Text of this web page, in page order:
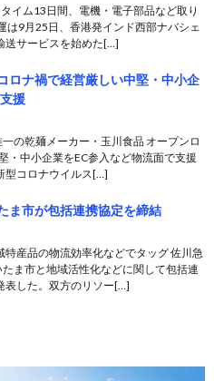
イム13日間、電機・電子部品など取り
は9月25日、香港発インド西部ナバシェ
送サービスを始めた[…]
ロナ禍で経営厳しい中堅・中小企
援
の乾麺メーカー・玉川食品 オープンロ
・中小企業をEC参入など物流面で支援
型コロナウイルス[…]
ま市が包括連携協定を締結
特産品の物流効率化などでタッグ 佐川急
ま市と地域活性化などに関して包括連
表した。双方のリソー[…]